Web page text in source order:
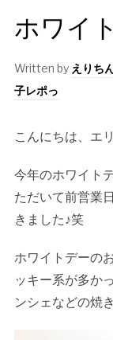
ホワイ
Written by えりち
子レポっ
こんにちは、エ
今年のホワイト
ただいて前営業
きました♪笑
ホワイトデーの
ッキー系が多か
ンシェなどの焼